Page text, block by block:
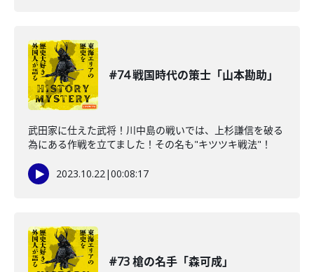
#74 戦国時代の策士「山本勘助」
武田家に仕えた武将！川中島の戦いでは、上杉謙信を破る
為にある作戦を立てました！その名も"キツツキ戦法"！
2023.10.22|00:08:17
#73 槍の名手「森可成」